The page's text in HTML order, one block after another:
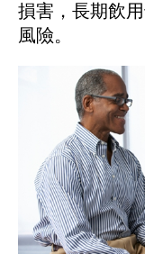
損害，長期飲
風險。